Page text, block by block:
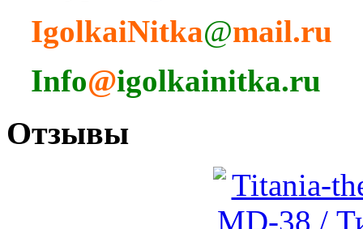
IgolkaiNitka@mail.ru
Info@igolkainitka.ru
Отзывы